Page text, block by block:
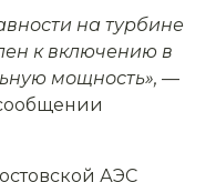
на турбине
к включению в
мощность», —
АЭС